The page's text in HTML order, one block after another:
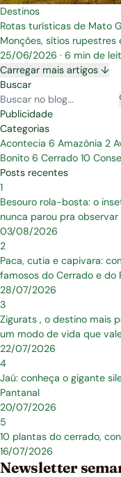
Destinos
Rotas turísticas de Mato
Monções, sítios
25/06/2026 · 6 min de
Carregar mais artigos ↓
Buscar
Publicidade
Categorias
Acontecia 6 Amazônia 2
Bonito 6 Cerrado 10
Posts recentes
1
Besouro rola-bosta: o
nunca parou pra observar
03/08/2026
2
Paca, cutia e capivara:
famosos do Cerrado e do
28/07/2026
3
Zigurats , o destino mais
um modo de vida que
22/07/2026
4
Jaú: conheça o gigante
Pantanal
20/07/2026
5
10 plantas do cerrado,
16/07/2026
Newsletter